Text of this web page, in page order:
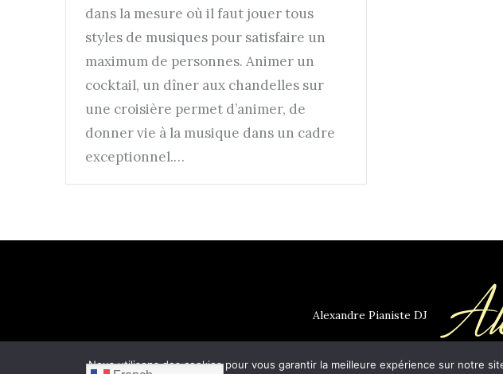
dans la mesure où il faut jouer tous
styles de musiques pour satisfaire un
maximum de personnes. Animer un
cocktail, un dîner aux chandelles sur
une croisière permet d’animer, de
donner vie à la musique dans un cadre
exceptionnel.…
Alexandre Pianiste DJ
Nous utilisons des cookies pour vous garantir la meilleure expérience sur notre